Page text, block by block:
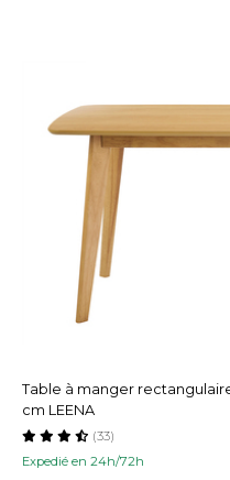
Table à manger
cm LEENA
Expedié en 24h/72h
(33)